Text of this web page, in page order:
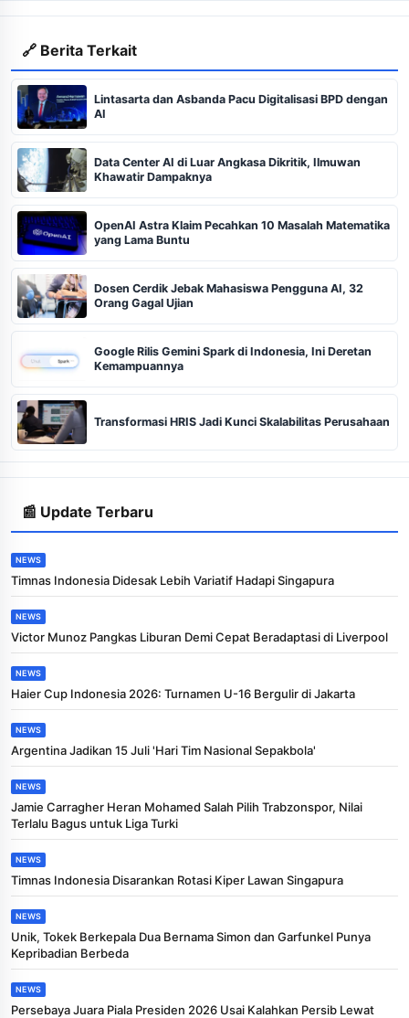
🔗 Berita Terkait
Lintasarta dan Asbanda Pacu Digitalisasi BPD dengan
AI
Data Center AI di Luar Angkasa Dikritik, Ilmuwan
Khawatir Dampaknya
OpenAI Astra Klaim Pecahkan 10 Masalah Matematika
yang Lama Buntu
Dosen Cerdik Jebak Mahasiswa Pengguna AI, 32
Orang Gagal Ujian
Google Rilis Gemini Spark di Indonesia, Ini Deretan
Kemampuannya
Transformasi HRIS Jadi Kunci Skalabilitas Perusahaan
📰 Update Terbaru
NEWS
Timnas Indonesia Didesak Lebih Variatif Hadapi Singapura
NEWS
Victor Munoz Pangkas Liburan Demi Cepat Beradaptasi di Liverpool
NEWS
Haier Cup Indonesia 2026: Turnamen U-16 Bergulir di Jakarta
NEWS
Argentina Jadikan 15 Juli 'Hari Tim Nasional Sepakbola'
NEWS
Jamie Carragher Heran Mohamed Salah Pilih Trabzonspor, Nilai
Terlalu Bagus untuk Liga Turki
NEWS
Timnas Indonesia Disarankan Rotasi Kiper Lawan Singapura
NEWS
Unik, Tokek Berkepala Dua Bernama Simon dan Garfunkel Punya
Kepribadian Berbeda
NEWS
Persebaya Juara Piala Presiden 2026 Usai Kalahkan Persib Lewat